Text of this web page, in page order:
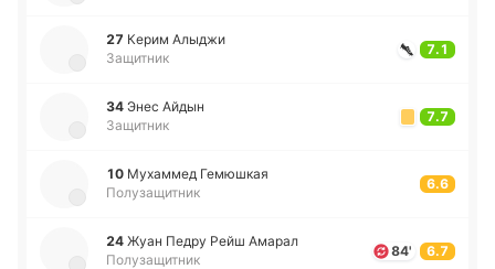
27 Керим Алыджи
Защитник
7.1
34 Энес Айдын
Защитник
7.7
10 Му­ха­ммед Ге­мю­шкая
Полузащитник
6.6
24 Жуан Педру Рейш Амарал
Полузащитник
84' 6.7